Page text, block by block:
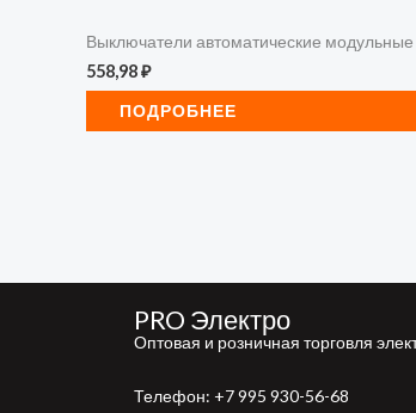
Выключатели автоматические модульные
558,98₽
ПОДРОБНЕЕ
PRO Электро
Оптовая и розничная торговля
Телефон: +7 995 930-56-68